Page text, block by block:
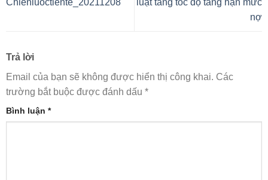
nợ
Trả lời
Email của bạn sẽ không được hiển thị công khai. Các
trường bắt buộc được đánh dấu *
Bình luận *